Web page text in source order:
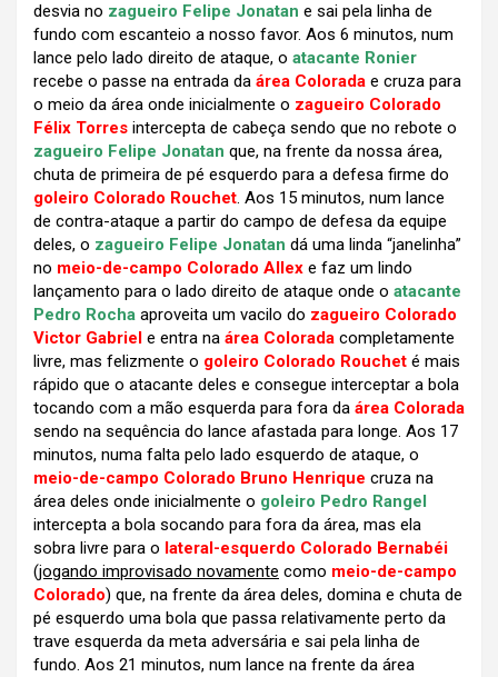
desvia no zagueiro Felipe Jonatan e sai pela linha de
fundo com escanteio a nosso favor. Aos 6 minutos, num
lance pelo lado direito de ataque, o atacante Ronier
recebe o passe na entrada da área Colorada e cruza para
o meio da área onde inicialmente o zagueiro Colorado
Félix Torres intercepta de cabeça sendo que no rebote o
zagueiro Felipe Jonatan que, na frente da nossa área,
chuta de primeira de pé esquerdo para a defesa firme do
goleiro Colorado Rouchet. Aos 15 minutos, num lance
de contra-ataque a partir do campo de defesa da equipe
deles, o zagueiro Felipe Jonatan dá uma linda “janelinha”
no meio-de-campo Colorado Allex e faz um lindo
lançamento para o lado direito de ataque onde o atacante
Pedro Rocha aproveita um vacilo do zagueiro Colorado
Victor Gabriel e entra na área Colorada completamente
livre, mas felizmente o goleiro Colorado Rouchet é mais
rápido que o atacante deles e consegue interceptar a bola
tocando com a mão esquerda para fora da área Colorada
sendo na sequência do lance afastada para longe. Aos 17
minutos, numa falta pelo lado esquerdo de ataque, o
meio-de-campo Colorado Bruno Henrique cruza na
área deles onde inicialmente o goleiro Pedro Rangel
intercepta a bola socando para fora da área, mas ela
sobra livre para o lateral-esquerdo Colorado Bernabéi
(jogando improvisado novamente como meio-de-campo
Colorado) que, na frente da área deles, domina e chuta de
pé esquerdo uma bola que passa relativamente perto da
trave esquerda da meta adversária e sai pela linha de
fundo. Aos 21 minutos, num lance na frente da área